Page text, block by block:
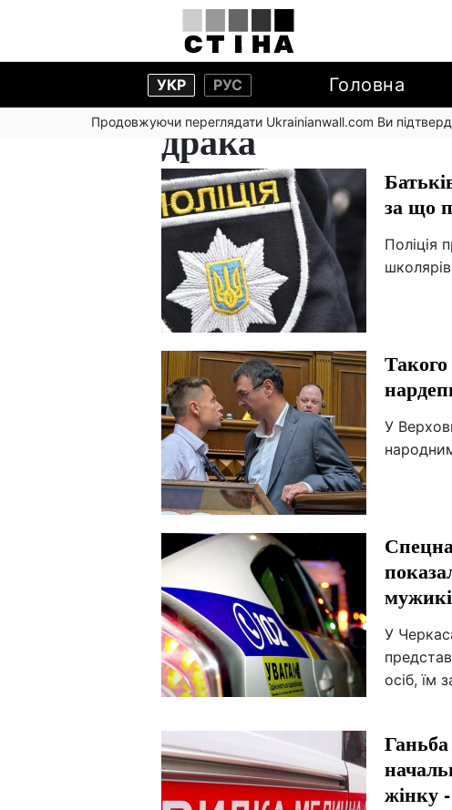
УКР РУС Головна
Продовжуючи переглядати Ukrainianwall.com Ви
драка
за що
Поліція
У
У
осіб, їм
жінку